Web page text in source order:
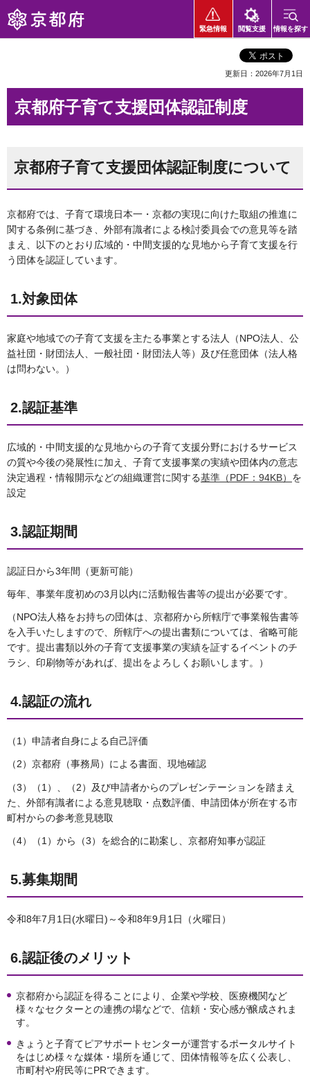
京都府
緊急情報 閲覧支援 情報を探す
更新日：2026年7月1日
京都府子育て支援団体認証制度
京都府子育て支援団体認証制度について
京都府では、子育て環境日本一・京都の実現に向けた取組の推進に
関する条例に基づき、外部有識者による検討委員会での意見等を踏
まえ、以下のとおり広域的・中間支援的な見地から子育て支援を行
う団体を認証しています。
1.対象団体
家庭や地域での子育て支援を主たる事業とする法人（NPO法人、公
益社団・財団法人、一般社団・財団法人等）及び任意団体（法人格
は問わない。）
2.認証基準
広域的・中間支援的な見地からの子育て支援分野におけるサービス
の質や今後の発展性に加え、子育て支援事業の実績や団体内の意志
決定過程・情報開示などの組織運営に関する基準（PDF：94KB） を
設定
3.認証期間
認証日から3年間（更新可能）
毎年、事業年度初めの3月以内に活動報告書等の提出が必要です。
（NPO法人格をお持ちの団体は、京都府から所轄庁で事業報告書等
を入手いたしますので、所轄庁への提出書類については、省略可能
です。提出書類以外の子育て支援事業の実績を証するイベントのチ
ラシ、印刷物等があれば、提出をよろしくお願いします。）
4.認証の流れ
（1）申請者自身による自己評価
（2）京都府（事務局）による書面、現地確認
（3）（1）、（2）及び申請者からのプレゼンテーションを踏まえ
た、外部有識者による意見聴取・点数評価、申請団体が所在する市
町村からの参考意見聴取
（4）（1）から（3）を総合的に勘案し、京都府知事が認証
5.募集期間
令和8年7月1日(水曜日)～令和8年9月1日（火曜日）
6.認証後のメリット
京都府から認証を得ることにより、企業や学校、医療機関など
様々なセクターとの連携の場などで、信頼・安心感が醸成されま
す。
きょうと子育てピアサポートセンターが運営するポータルサイト
をはじめ様々な媒体・場所を通じて、団体情報等を広く公表し、
市町村や府民等にPRできます。